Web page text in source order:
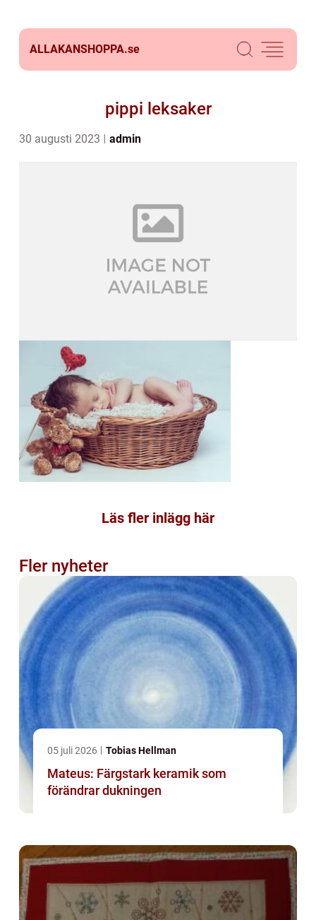
ALLAKANSHOPPA.se
pippi leksaker
30 augusti 2023 admin
Läs fler inlägg här
Fler nyheter
05 juli 2026 Tobias Hellman
Mateus: Färgstark keramik som
förändrar dukningen